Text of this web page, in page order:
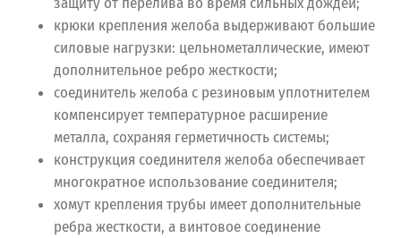
крюки крепления желоба выдерживают большие
силовые нагрузки: цельнометаллические, имеют
дополнительное ребро жесткости;
соединитель желоба с резиновым уплотнителем
компенсирует температурное расширение
металла, сохраняя герметичность системы;
конструкция соединителя желоба обеспечивает
многократное использование соединителя;
хомут крепления трубы имеет дополнительные
ребра жесткости, а винтовое соединение